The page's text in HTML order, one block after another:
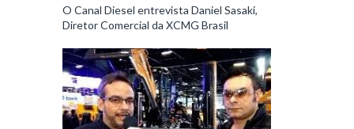
O Canal Diesel entrevista Daniel Sasaki,
Diretor Comercial da XCMG Brasil